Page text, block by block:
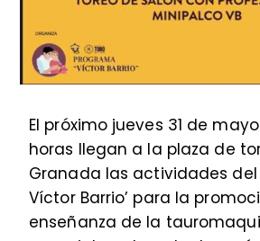
El próximo jueves 31 de mayo
horas llegan a la plaza de
Granada las actividades del
Víctor Barrio’ para la
enseñanza de la